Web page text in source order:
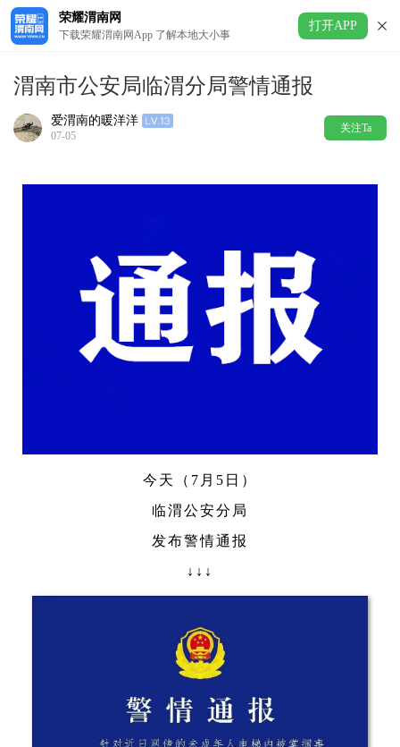
荣耀渭南网
下载荣耀渭南网App 了解本地大小事
打开APP
渭南市公安局临渭分局警情通报
爱渭南的暖洋洋
07-05
关注Ta
今天（7月5日）
临渭公安分局
发布警情通报
↓↓↓